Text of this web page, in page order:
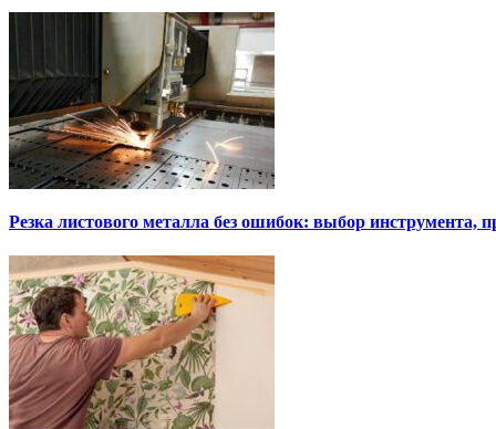
Резка листового металла без ошибок: выбор инструмента,